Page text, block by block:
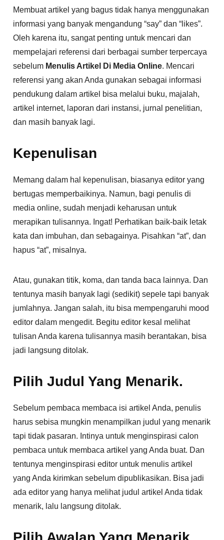
Membuat artikel yang bagus tidak hanya menggunakan
informasi yang banyak mengandung “say” dan “likes”.
Oleh karena itu, sangat penting untuk mencari dan
mempelajari referensi dari berbagai sumber terpercaya
sebelum Menulis Artikel Di Media Online. Mencari
referensi yang akan Anda gunakan sebagai informasi
pendukung dalam artikel bisa melalui buku, majalah,
artikel internet, laporan dari instansi, jurnal penelitian,
dan masih banyak lagi.
Kepenulisan
Memang dalam hal kepenulisan, biasanya editor yang
bertugas memperbaikinya. Namun, bagi penulis di
media online, sudah menjadi keharusan untuk
merapikan tulisannya. Ingat! Perhatikan baik-baik letak
kata dan imbuhan, dan sebagainya. Pisahkan “at”, dan
hapus “at”, misalnya.
Atau, gunakan titik, koma, dan tanda baca lainnya. Dan
tentunya masih banyak lagi (sedikit) sepele tapi banyak
jumlahnya. Jangan salah, itu bisa mempengaruhi mood
editor dalam mengedit. Begitu editor kesal melihat
tulisan Anda karena tulisannya masih berantakan, bisa
jadi langsung ditolak.
Pilih Judul Yang Menarik.
Sebelum pembaca membaca isi artikel Anda, penulis
harus sebisa mungkin menampilkan judul yang menarik
tapi tidak pasaran. Intinya untuk menginspirasi calon
pembaca untuk membaca artikel yang Anda buat. Dan
tentunya menginspirasi editor untuk menulis artikel
yang Anda kirimkan sebelum dipublikasikan. Bisa jadi
ada editor yang hanya melihat judul artikel Anda tidak
menarik, lalu langsung ditolak.